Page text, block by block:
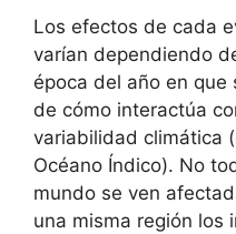
Los efectos de cada
varían dependiendo
época del año en
de cómo interactúa
variabilidad climática
Océano Índico). No
mundo se ven
una misma región los